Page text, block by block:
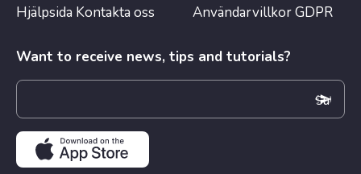
Hjälpsida Kontakta oss AnvändarvillkorGDPR
Want to receive news, tips and tutorials?